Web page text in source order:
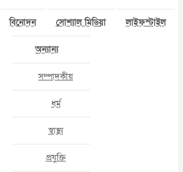
বিনোদন সোশ্যাল মিডিয়া লাইফস্টাইল
অন্যান্য
সম্পাদকীয়
ধর্ম
স্বাস্থ্য
প্রযুক্তি